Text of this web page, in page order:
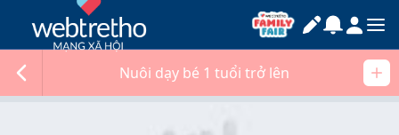
Nuôi dạy bé 1 tuổi trở lên